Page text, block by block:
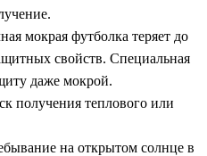
мокрая футболка теряет до
свойств. Специальная
даже мокрой.
получения теплового или
на открытом солнце в